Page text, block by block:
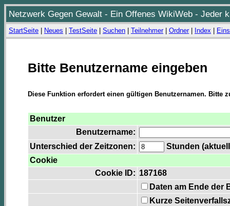
Netzwerk Gegen Gewalt - Ein Offenes WikiWeb - Jeder
StartSeite Neues TestSeite Suchen Teilnehmer| Ordner| Index
Bitte Benutzername eingeben
Diese Funktion erfordert einen gültigen Benutzernamen. Bitte
Benutzer
Benutzername:
Unterschied der Zeitzonen:
Stunden
Cookie
Cookie ID: 187168
Daten am Ende der
Kurze